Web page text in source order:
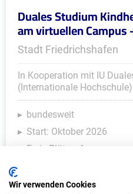
Duales Studium
am virtuellen
Stadt Friedrichshafen
In Kooperation mit IU
(Internationale Hochschule)
bundesweit
Start: Oktober 2026
Freie Plätze: 1
Wir verwenden Cookies